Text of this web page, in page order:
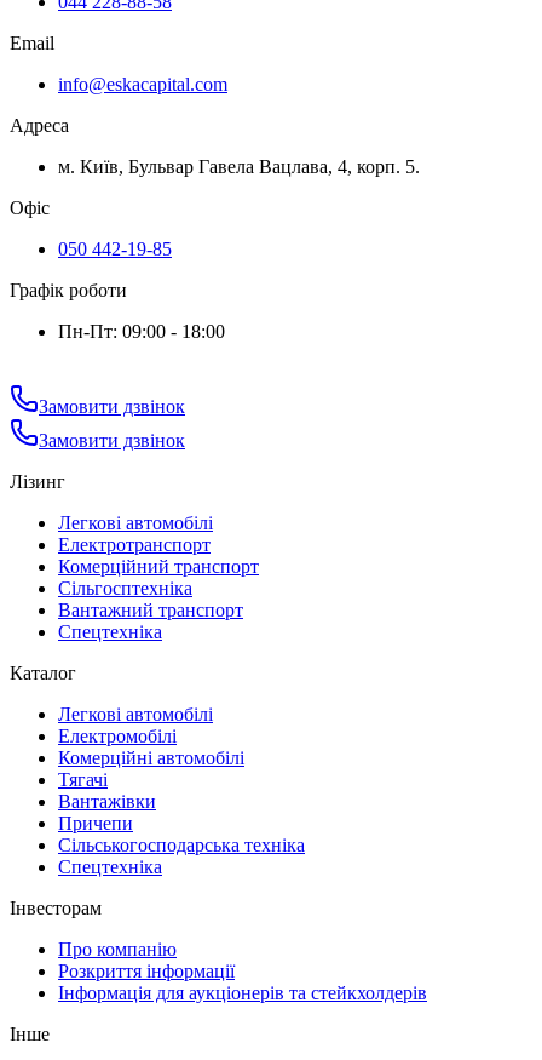
Email
info@eskacapital.com
Адреса
м. Київ, Бульвар Гавела Вацлава, 4, корп. 5.
Офіс
050 442-19-85
Графік роботи
Пн-Пт: 09:00 - 18:00
Замовити дзвінок
Замовити дзвінок
Лізинг
Легкові автомобілі
Електротранспорт
Комерційний транспорт
Сільгосптехніка
Вантажний транспорт
Спецтехніка
Каталог
Легкові автомобілі
Електромобілі
Комерційні автомобілі
Тягачі
Вантажівки
Причепи
Сільськогосподарська техніка
Спецтехніка
Інвесторам
Про компанію
Розкриття інформації
Інформація для аукціонерів та стейкхолдерів
Інше